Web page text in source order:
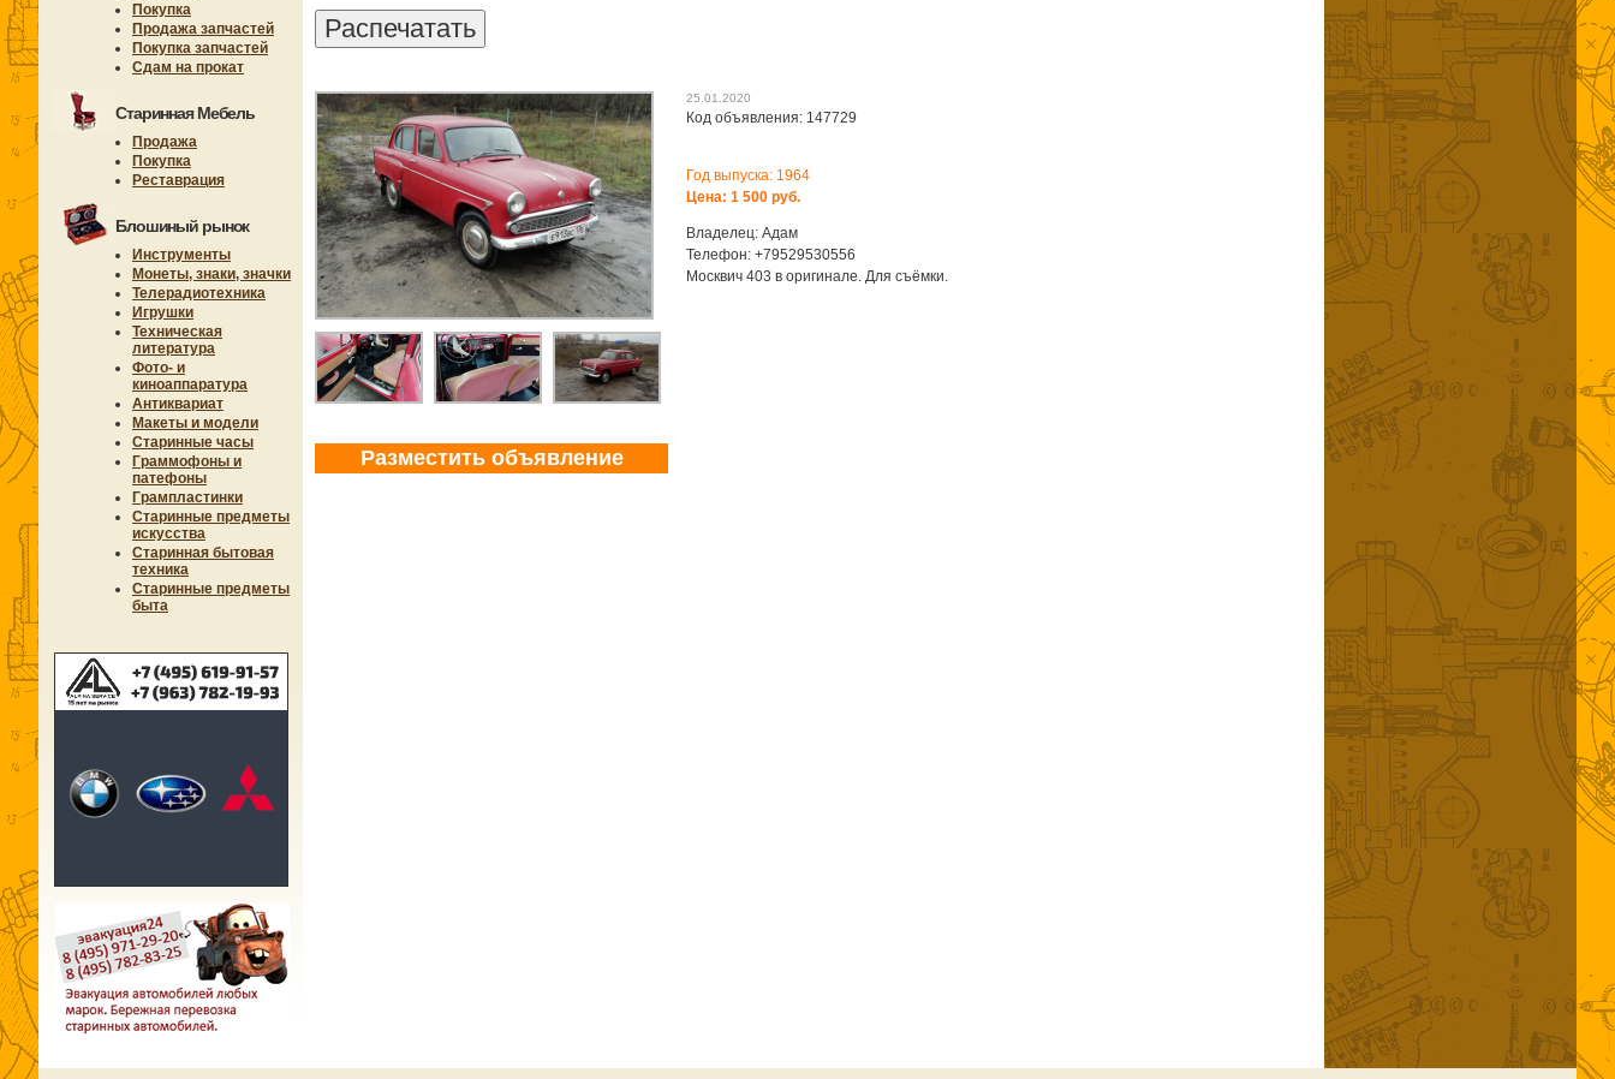
Покупка
Продажа запчастей
Покупка запчастей
Сдам на прокат
Старинная Мебель
Продажа
Покупка
Реставрация
Блошиный рынок
Инструменты
Монеты, знаки, значки
Телерадиотехника
Игрушки
Техническая
литература
Фото- и
киноаппаратура
Антиквариат
Макеты и модели
Старинные часы
Граммофоны и
патефоны
Грампластинки
Старинные предметы
искусства
Старинная бытовая
техника
Старинные предметы
быта
Разместить объявление
25.01.2020
Код объявления: 147729
Год выпуска: 1964
Цена: 1 500 руб.
Владелец: Адам
Телефон: +79529530556
Москвич 403 в оригинале. Для съёмки.